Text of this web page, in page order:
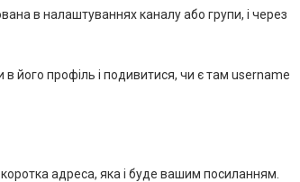
в налаштуваннях каналу або групи, і через
його профіль і подивитися, чи є там username
адреса, яка і буде вашим посиланням.